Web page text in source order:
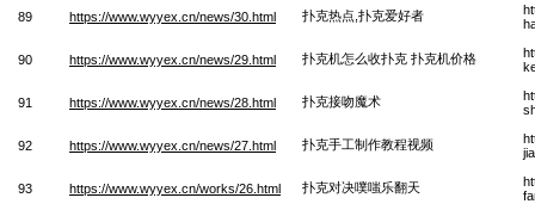
89 https://www.wyyex.cn/news/30.html 扑克热点,扑克爱好者
90 https://www.wyyex.cn/news/29.html 扑克机怎么收扑克 扑克机价格
91 https://www.wyyex.cn/news/28.html 扑克接吻魔术
92 https://www.wyyex.cn/news/27.html 扑克手工制作教程视频
93 https://www.wyyex.cn/works/26.html 扑克对决噗嗤乐翻天